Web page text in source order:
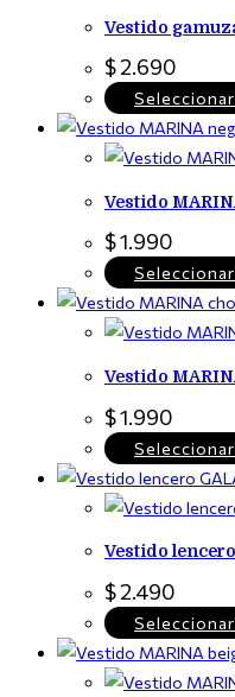
Vestido
$2.690
Vestido
$1.990
Vestido
$1.990
Vestido
$2.490